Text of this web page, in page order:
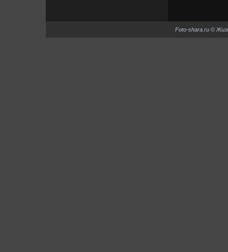
Foto-shara.ru ©